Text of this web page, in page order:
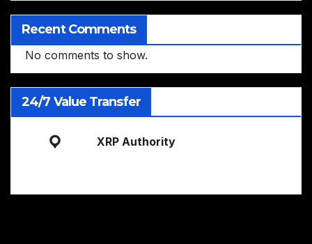
Recent Comments
No comments to show.
24/7 Value Transfer
XRP Authority